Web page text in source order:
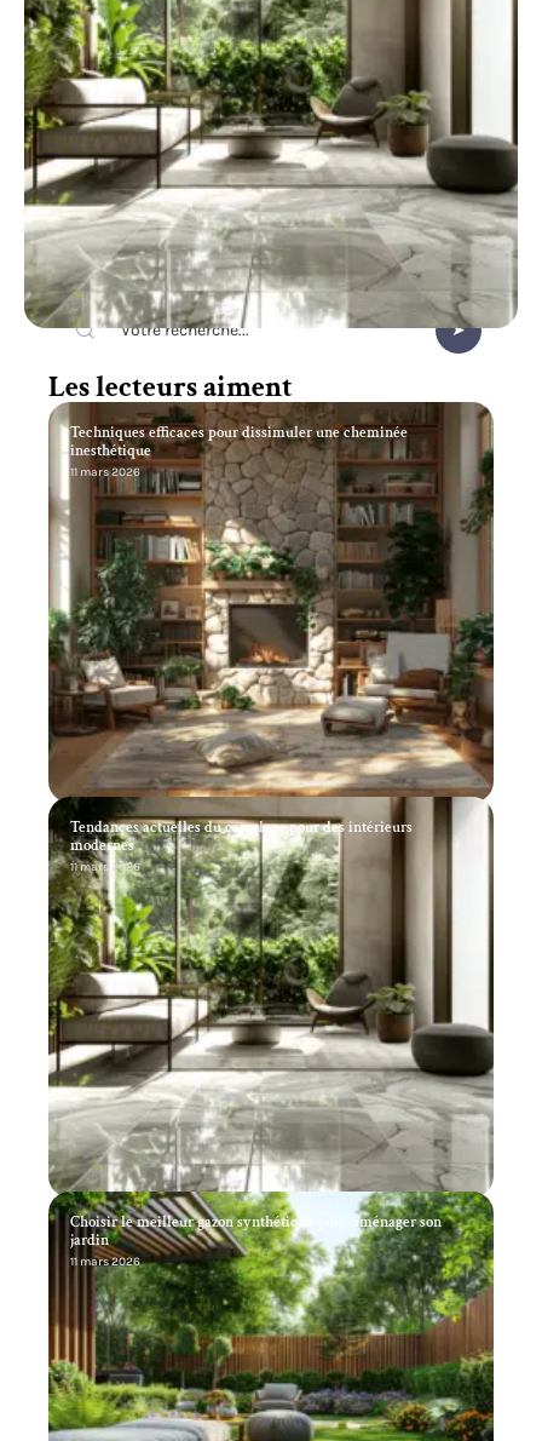
Recherche
Les lecteurs aiment
Techniques efficaces pour dissimuler une cheminée
inesthétique
11 mars 2026
Tendances actuelles du carrelage pour des intérieurs
modernes
11 mars 2026
Choisir le meilleur gazon synthétique pour aménager son
jardin
11 mars 2026